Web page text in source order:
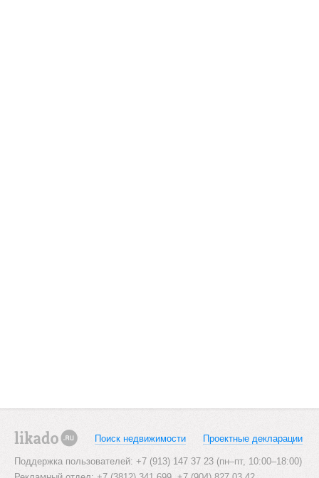
Поиск недвижимости Проектные декларации
Поддержка пользователей: +7 (913) 147 37 23 (пн–пт, 10:00–18:00)